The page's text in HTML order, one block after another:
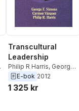
Transcultural
Leadership
Philip R Harris, George
F Simons ,Carmen
Vazquez
E-bok 2012
1 325 kr